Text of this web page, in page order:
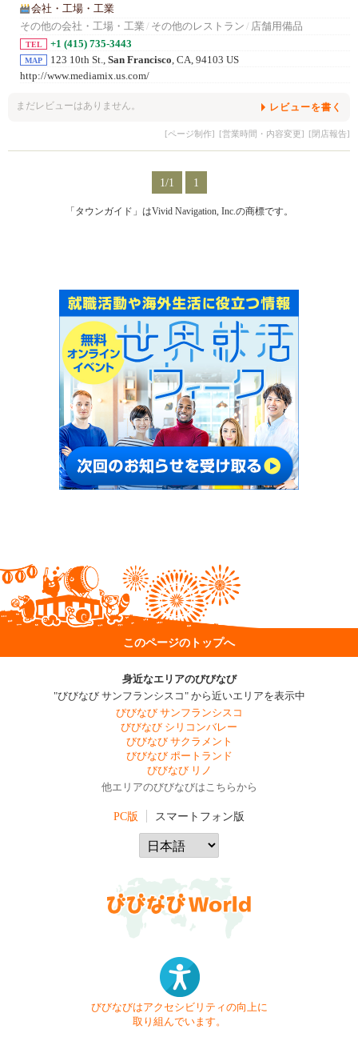
会社・工場・工業
その他の会社・工場・工業 / その他のレストラン / 店舗用備品
TEL +1 (415) 735-3443
MAP 123 10th St., San Francisco , CA, 94103 US
http://www.mediamix.us.com/
まだレビューはありません。 レビューを書く
[ページ制作] [営業時間・内容変更] [閉店報告]
1/1 1
「タウンガイド」はVivid Navigation, Inc.の商標です。
このページのトップへ
身近なエリアのびびなび
"びびなび サンフランシスコ" から近いエリアを表示中
びびなび サンフランシスコ
びびなび シリコンバレー
びびなび サクラメント
びびなび ポートランド
びびなび リノ
他エリアのびびなびはこちらから
PC版 スマートフォン版
びびなびはアクセシビリティの向上に
取り組んでいます。